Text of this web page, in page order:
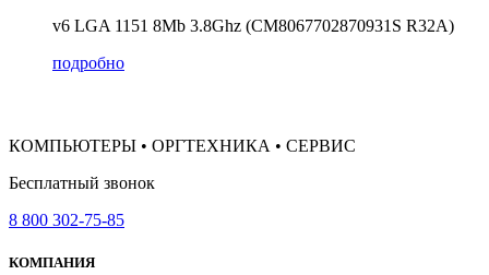
v6 LGA 1151 8Mb 3.8Ghz (CM8067702870931S R32A)
подробно
КОМПЬЮТЕРЫ • ОРГТЕХНИКА • СЕРВИС
Бесплатный звонок
8 800 302-75-85
КОМПАНИЯ